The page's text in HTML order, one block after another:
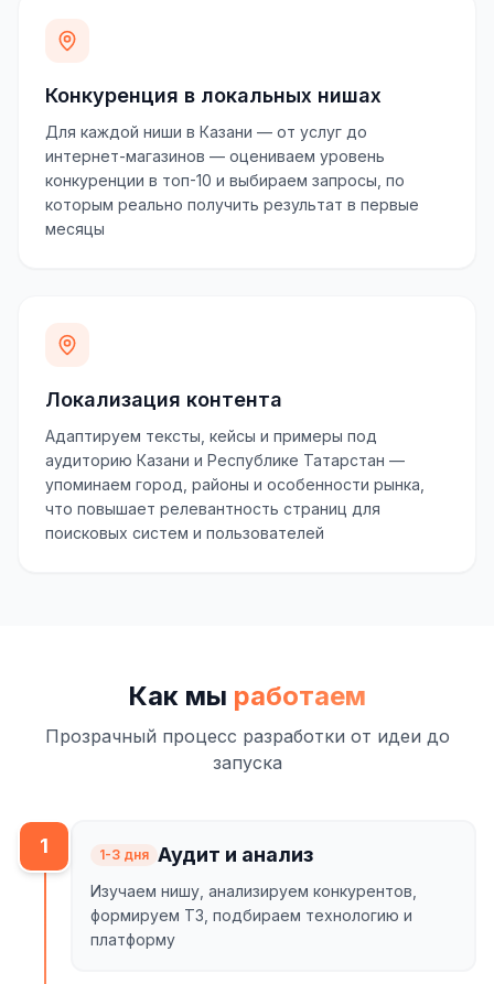
Конкуренция в локальных нишах
Для каждой ниши в Казани — от услуг до
интернет-магазинов — оцениваем уровень
конкуренции в топ-10 и выбираем запросы, по
которым реально получить результат в первые
месяцы
Локализация контента
Адаптируем тексты, кейсы и примеры под
аудиторию Казани и Республике Татарстан —
упоминаем город, районы и особенности рынка,
что повышает релевантность страниц для
поисковых систем и пользователей
Как мы работаем
Прозрачный процесс разработки от идеи до
запуска
1 1-3 дня Аудит и анализ
Изучаем нишу, анализируем конкурентов,
формируем ТЗ, подбираем технологию и
платформу